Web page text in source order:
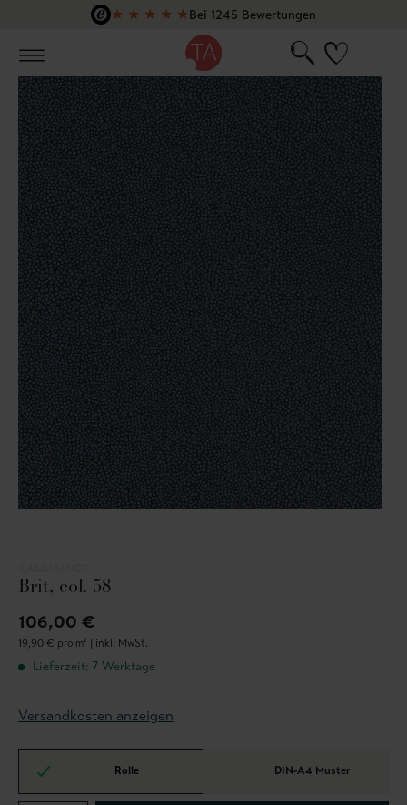
Zum Hauptinhalt springen
★ ★ ★ ★ ★Bei 1245 Bewertungen
Brit, col. 58
106,00 €
19,90 € pro m² | inkl. MwSt.
Lieferzeit: 7 Werktage
Versandkosten anzeigen
Rolle DIN-A4 Muster